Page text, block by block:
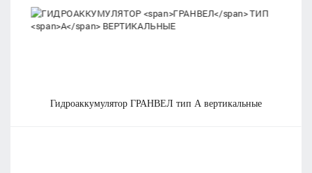
гидроаккумулятор ГРАНВЕЛ тип Авертикальные